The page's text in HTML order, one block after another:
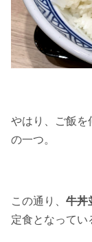
やはり、ご飯を
の一つ。
この通り、 牛丼
定食となってい